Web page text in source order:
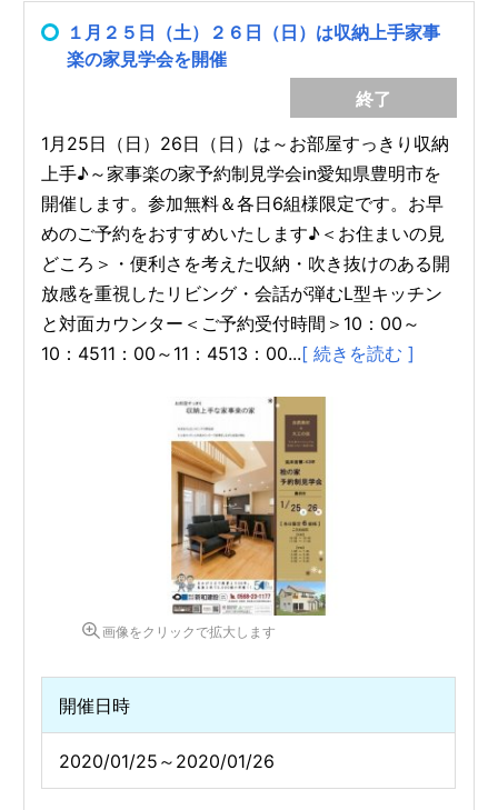
１月２５日（土）２６日（日）は収納上手家事
楽の家見学会を開催
終了
1月25日（日）26日（日）は～お部屋すっきり収納
上手♪～家事楽の家予約制見学会in愛知県豊明市を
開催します。参加無料＆各日6組様限定です。お早
めのご予約をおすすめいたします♪＜お住まいの見
どころ＞・便利さを考えた収納・吹き抜けのある開
放感を重視したリビング・会話が弾むL型キッチン
と対面カウンター＜ご予約受付時間＞10：00～
10：4511：00～11：4513：00...[ 続きを読む ]
画像をクリックで拡大します
開催日時
2020/01/25～2020/01/26